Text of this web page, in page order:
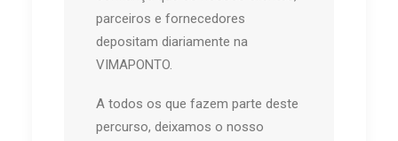
parceiros e fornecedores
depositam diariamente na
VIMAPONTO.
A todos os que fazem parte deste
percurso, deixamos o nosso